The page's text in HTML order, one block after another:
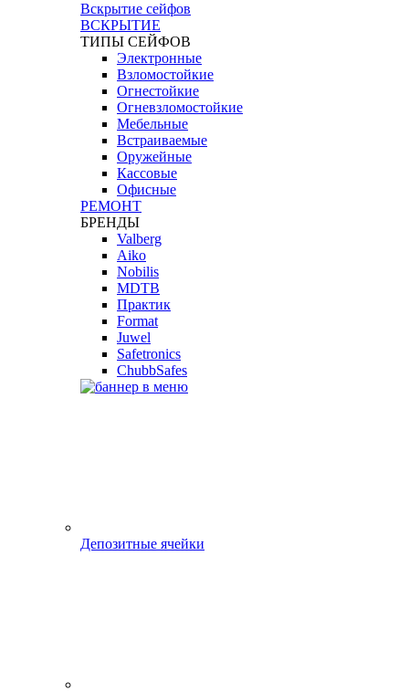
Вскрытие сейфов
ВСКРЫТИЕ
ТИПЫ СЕЙФОВ
Электронные
Взломостойкие
Огнестойкие
Огневзломостойкие
Мебельные
Встраиваемые
Оружейные
Кассовые
Офисные
РЕМОНТ
БРЕНДЫ
Valberg
Aiko
Nobilis
MDTB
Практик
Format
Juwel
Safetronics
ChubbSafes
Депозитные ячейки